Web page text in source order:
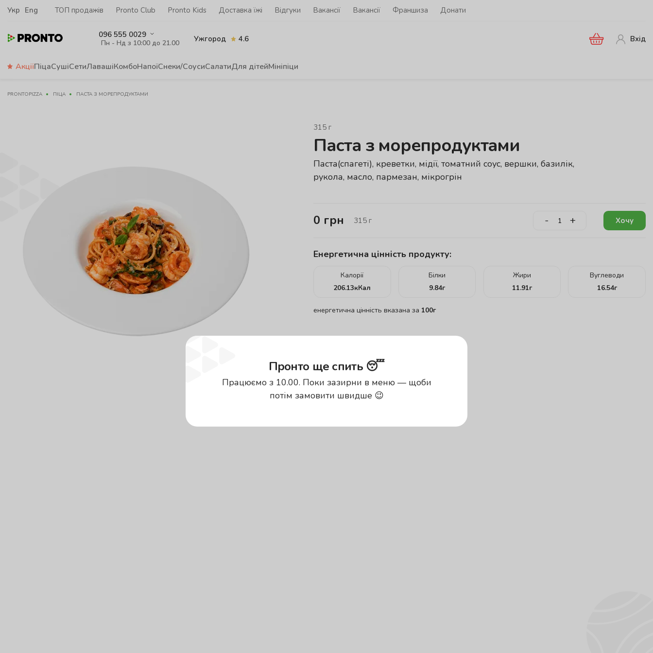
Укр Eng ТОП продажів Pronto Club Pronto Kids Доставка їжі Відгуки Вакансії Вакансії Франшиза Донати
096 555 0029
Пн - Нд з 10:00 до 21.00 Ужгород 4.6 Вхід
АкціїПіцаСушіСетиЛавашіКомбоНапоїСнеки/СоусиСалатиДля дітейМініпіци
PRONTOPIZZA ПІЦА ПАСТА З МОРЕПРОДУКТАМИ
315 г
Паста з морепродуктами
Паста(спагеті), креветки, мідії, томатний соус, вершки, базилік,
рукола, масло, пармезан, мікрогрін
0 грн 315 г - + Хочу
Енергетична цінність продукту:
Калорії
206.13кКал
Білки
9.84г
Жири
11.91г
Вуглеводи
16.54г
енергетична цінність вказана за 100г
Пронто ще спить 😴
Працюємо з 10.00. Поки зазирни в меню — щоби
потім замовити швидше 😉